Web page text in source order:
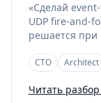
«Сделай
UDP fire-and-
решается
CTO Architect
Читать